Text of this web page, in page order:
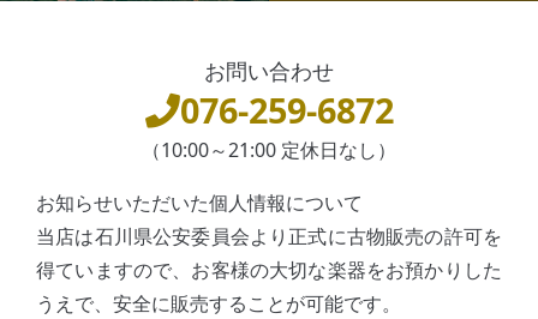
お問い合わせ
076-259-6872
（10:00～21:00 定休日なし）
お知らせいただいた個人情報について
当店は石川県公安委員会より正式に古物販売の許可を
得ていますので、お客様の大切な楽器をお預かりした
うえで、安全に販売することが可能です。